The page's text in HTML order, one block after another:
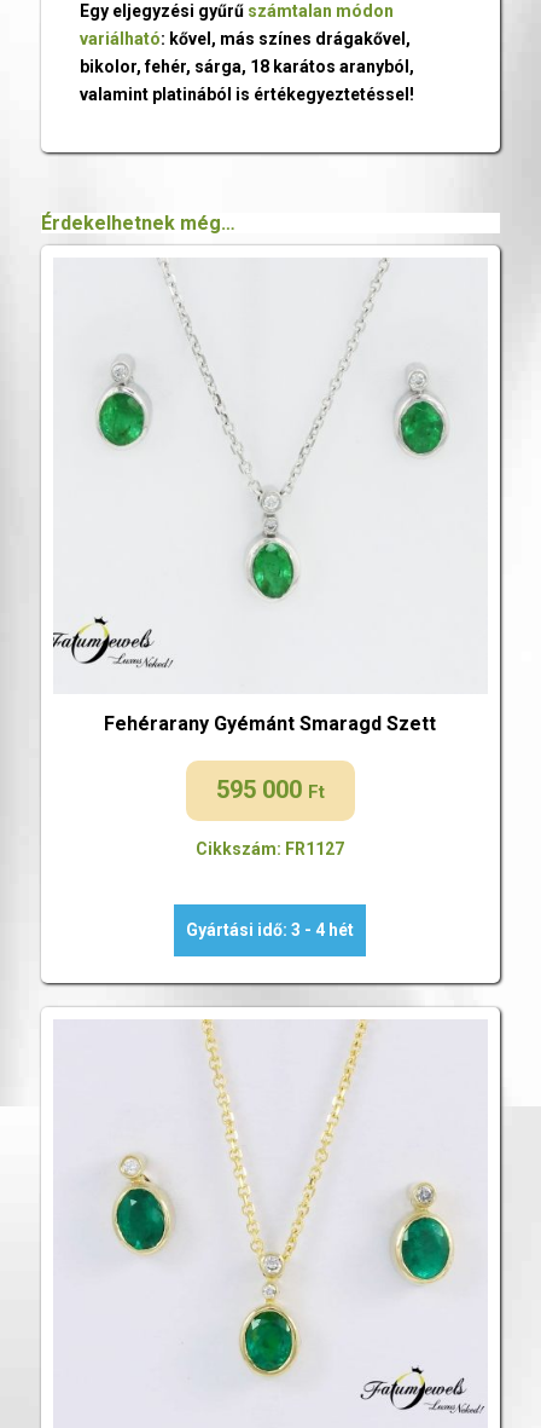
Egy eljegyzési gyűrű számtalan módon
variálható: kővel, más színes drágakővel,
bikolor, fehér, sárga, 18 karátos aranyból,
valamint platinából is értékegyeztetéssel!
Érdekelhetnek még…
Fehérarany Gyémánt Smaragd Szett
595 000 Ft
Cikkszám: FR1127
Gyártási idő: 3 - 4 hét